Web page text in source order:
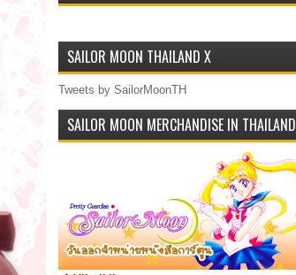
SAILOR MOON THAILAND X
Tweets by SailorMoonTH
SAILOR MOON MERCHANDISE IN THAILAND